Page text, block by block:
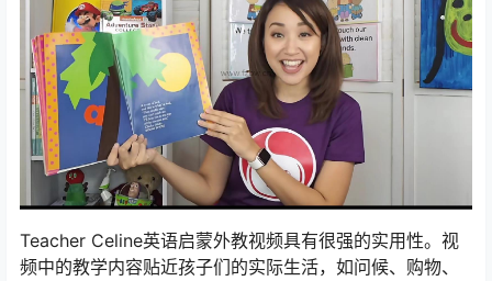
Teacher Celine英语启蒙外教视频具有很强的实用性。视
频中的教学内容贴近孩子们的实际生活，如问候、购物、